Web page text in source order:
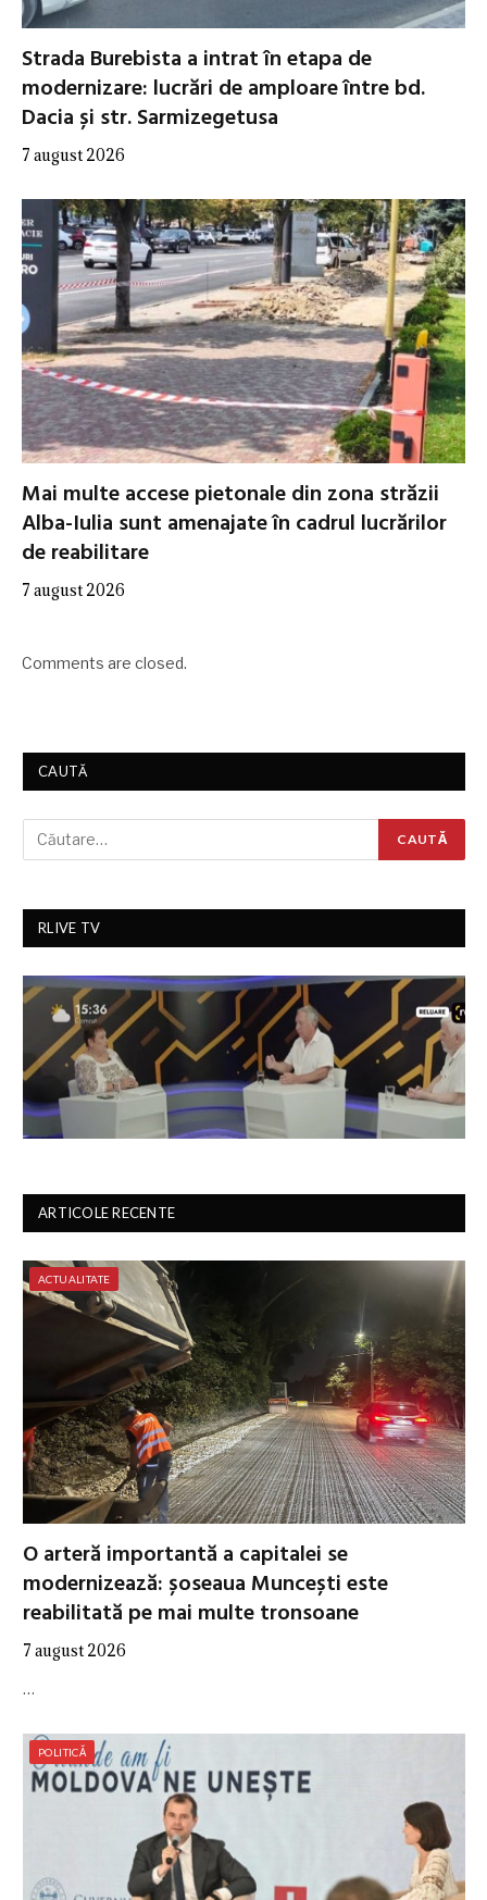
Strada Burebista a intrat în etapa de
modernizare: lucrări de amploare între bd.
Dacia și str. Sarmizegetusa
7 august 2026
Mai multe accese pietonale din zona străzii
Alba-Iulia sunt amenajate în cadrul lucrărilor
de reabilitare
7 august 2026
Comments are closed.
CAUTĂ
RLIVE TV
ARTICOLE RECENTE
ACTUALITATE
O arteră importantă a capitalei se
modernizează: șoseaua Muncești este
reabilitată pe mai multe tronsoane
7 august 2026
…
POLITICĂ